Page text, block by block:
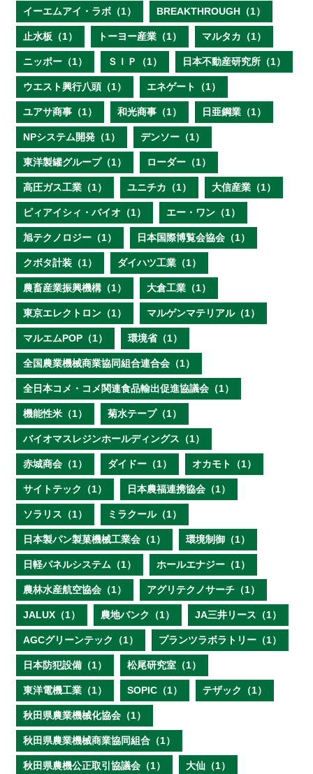
イーエムアイ・ラボ（1） BREAKTHROUGH（1）
止水板（1） トーヨー産業（1） マルタカ（1）
ニッポー（1） ＳＩＰ（1） 日本不動産研究所（1）
ウエスト興行八頭（1） エネゲート（1）
ユアサ商事（1） 和光商事（1） 日亜鋼業（1）
NPシステム開発（1） デンソー（1）
東洋製罐グループ（1） ローダー（1）
高圧ガス工業（1） ユニチカ（1） 大信産業（1）
ピィアイシィ・バイオ（1） エー・ワン（1）
旭テクノロジー（1） 日本国際博覧会協会（1）
クボタ計装（1） ダイハツ工業（1）
農畜産業振興機構（1） 大倉工業（1）
東京エレクトロン（1） マルゲンマテリアル（1）
マルエムPOP（1） 環境省（1）
全国農業機械商業協同組合連合会（1）
全日本コメ・コメ関連食品輸出促進協議会（1）
機能性米（1） 菊水テープ（1）
バイオマスレジンホールディングス（1）
赤城商会（1） ダイドー（1） オカモト（1）
サイトテック（1） 日本農福連携協会（1）
ソラリス（1） ミラクール（1）
日本製パン製菓機械工業会（1） 環境制御（1）
日軽パネルシステム（1） ホールエナジー（1）
農林水産航空協会（1） アグリテクノサーチ（1）
JALUX（1） 農地バンク（1） JA三井リース（1）
AGCグリーンテック（1） プランツラボラトリー（1）
日本防犯設備（1） 松尾研究室（1）
東洋電機工業（1） SOPIC（1） テザック（1）
秋田県農業機械化協会（1）
秋田県農業機械商業協同組合（1）
秋田県農機公正取引協議会（1） 大仙（1）